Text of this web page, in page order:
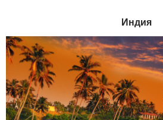
Индия